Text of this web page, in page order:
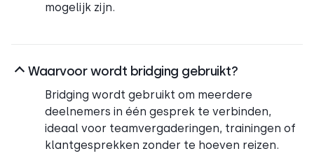
mogelijk zijn.
Waarvoor wordt bridging gebruikt?
Bridging wordt gebruikt om meerdere
deelnemers in één gesprek te verbinden,
ideaal voor teamvergaderingen, trainingen of
klantgesprekken zonder te hoeven reizen.